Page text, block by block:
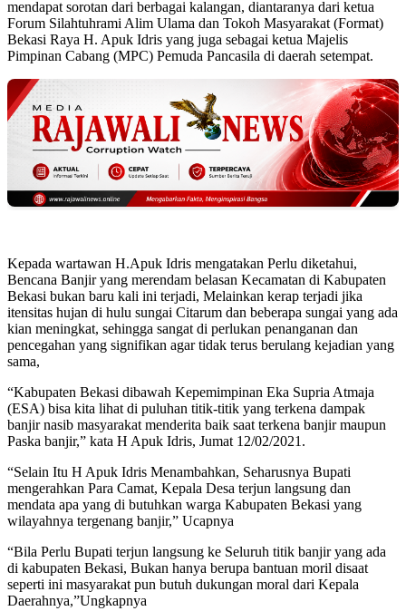
mendapat sorotan dari berbagai kalangan, diantaranya dari ketua
Forum Silahtuhrami Alim Ulama dan Tokoh Masyarakat (Format)
Bekasi Raya H. Apuk Idris yang juga sebagai ketua Majelis
Pimpinan Cabang (MPC) Pemuda Pancasila di daerah setempat.
Kepada wartawan H.Apuk Idris mengatakan Perlu diketahui,
Bencana Banjir yang merendam belasan Kecamatan di Kabupaten
Bekasi bukan baru kali ini terjadi, Melainkan kerap terjadi jika
itensitas hujan di hulu sungai Citarum dan beberapa sungai yang ada
kian meningkat, sehingga sangat di perlukan penanganan dan
pencegahan yang signifikan agar tidak terus berulang kejadian yang
sama,
“Kabupaten Bekasi dibawah Kepemimpinan Eka Supria Atmaja
(ESA) bisa kita lihat di puluhan titik-titik yang terkena dampak
banjir nasib masyarakat menderita baik saat terkena banjir maupun
Paska banjir,” kata H Apuk Idris, Jumat 12/02/2021.
“Selain Itu H Apuk Idris Menambahkan, Seharusnya Bupati
mengerahkan Para Camat, Kepala Desa terjun langsung dan
mendata apa yang di butuhkan warga Kabupaten Bekasi yang
wilayahnya tergenang banjir,” Ucapnya
“Bila Perlu Bupati terjun langsung ke Seluruh titik banjir yang ada
di kabupaten Bekasi, Bukan hanya berupa bantuan moril disaat
seperti ini masyarakat pun butuh dukungan moral dari Kepala
Daerahnya,”Ungkapnya